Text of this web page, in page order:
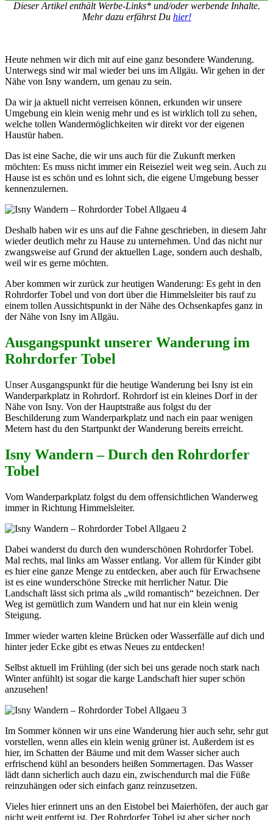
Dieser Artikel enthält Werbe-Links* und/oder werbende Inhalte.
Mehr dazu erfährst Du hier!
Heute nehmen wir dich mit auf eine ganz besondere Wanderung.
Unterwegs sind wir mal wieder bei uns im Allgäu. Wir gehen in der
Nähe von Isny wandern, um genau zu sein.
Da wir ja aktuell nicht verreisen können, erkunden wir unsere
Umgebung ein klein wenig mehr und es ist wirklich toll zu sehen,
welche tollen Wandermöglichkeiten wir direkt vor der eigenen
Haustür haben.
Das ist eine Sache, die wir uns auch für die Zukunft merken
möchten: Es muss nicht immer ein Reiseziel weit weg sein. Auch zu
Hause ist es schön und es lohnt sich, die eigene Umgebung besser
kennenzulernen.
Deshalb haben wir es uns auf die Fahne geschrieben, in diesem Jahr
wieder deutlich mehr zu Hause zu unternehmen. Und das nicht nur
zwangsweise auf Grund der aktuellen Lage, sondern auch deshalb,
weil wir es gerne möchten.
Aber kommen wir zurück zur heutigen Wanderung: Es geht in den
Rohrdorfer Tobel und von dort über die Himmelsleiter bis rauf zu
einem tollen Aussichtspunkt in der Nähe des Ochsenkapfes ganz in
der Nähe von Isny im Allgäu.
Ausgangspunkt unserer Wanderung im
Rohrdorfer Tobel
Unser Ausgangspunkt für die heutige Wanderung bei Isny ist ein
Wanderparkplatz in Rohrdorf. Rohrdorf ist ein kleines Dorf in der
Nähe von Isny. Von der Hauptstraße aus folgst du der
Beschilderung zum Wanderparkplatz und nach ein paar wenigen
Metern hast du den Startpunkt der Wanderung bereits erreicht.
Isny Wandern – Durch den Rohrdorfer
Tobel
Vom Wanderparkplatz folgst du dem offensichtlichen Wanderweg
immer in Richtung Himmelsleiter.
Dabei wanderst du durch den wunderschönen Rohrdorfer Tobel.
Mal rechts, mal links am Wasser entlang. Vor allem für Kinder gibt
es hier eine ganze Menge zu entdecken, aber auch für Erwachsene
ist es eine wunderschöne Strecke mit herrlicher Natur. Die
Landschaft lässt sich prima als „wild romantisch“ bezeichnen. Der
Weg ist gemütlich zum Wandern und hat nur ein klein wenig
Steigung.
Immer wieder warten kleine Brücken oder Wasserfälle auf dich und
hinter jeder Ecke gibt es etwas Neues zu entdecken!
Selbst aktuell im Frühling (der sich bei uns gerade noch stark nach
Winter anfühlt) ist sogar die karge Landschaft hier super schön
anzusehen!
Im Sommer können wir uns eine Wanderung hier auch sehr, sehr gut
vorstellen, wenn alles ein klein wenig grüner ist. Außerdem ist es
hier, im Schatten der Bäume und mit dem Wasser sicher auch
erfrischend kühl an besonders heißen Sommertagen. Das Wasser
lädt dann sicherlich auch dazu ein, zwischendurch mal die Füße
reinzuhängen oder sich einfach ganz reinzusetzen.
Vieles hier erinnert uns an den Eistobel bei Maierhöfen, der auch gar
nicht weit entfernt ist. Der Rohrdorfer Tobel ist aber sicher noch